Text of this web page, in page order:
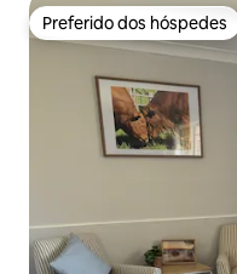
Preferido dos hóspedes
Preferido dos hóspedes